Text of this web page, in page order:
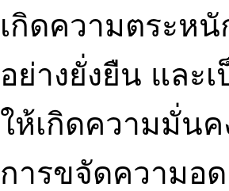
เกิดความตระห
อย่างยั่งยืน และ
ให้เกิดความมั่น
การขจัดความอ